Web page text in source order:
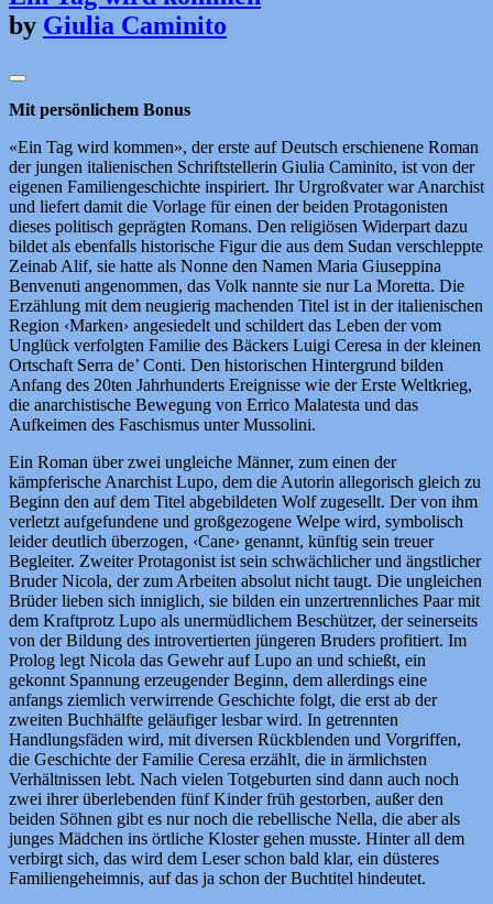
by Giulia Caminito
Mit persönlichem Bonus
«Ein Tag wird kommen», der erste auf Deutsch erschienene Roman
der jungen italienischen Schriftstellerin Giulia Caminito, ist von der
eigenen Familiengeschichte inspiriert. Ihr Urgroßvater war Anarchist
und liefert damit die Vorlage für einen der beiden Protagonisten
dieses politisch geprägten Romans. Den religiösen Widerpart dazu
bildet als ebenfalls historische Figur die aus dem Sudan verschleppte
Zeinab Alif, sie hatte als Nonne den Namen Maria Giuseppina
Benvenuti angenommen, das Volk nannte sie nur La Moretta. Die
Erzählung mit dem neugierig machenden Titel ist in der italienischen
Region ‹Marken› angesiedelt und schildert das Leben der vom
Unglück verfolgten Familie des Bäckers Luigi Ceresa in der kleinen
Ortschaft Serra de’ Conti. Den historischen Hintergrund bilden
Anfang des 20ten Jahrhunderts Ereignisse wie der Erste Weltkrieg,
die anarchistische Bewegung von Errico Malatesta und das
Aufkeimen des Faschismus unter Mussolini.
Ein Roman über zwei ungleiche Männer, zum einen der
kämpferische Anarchist Lupo, dem die Autorin allegorisch gleich zu
Beginn den auf dem Titel abgebildeten Wolf zugesellt. Der von ihm
verletzt aufgefundene und großgezogene Welpe wird, symbolisch
leider deutlich überzogen, ‹Cane› genannt, künftig sein treuer
Begleiter. Zweiter Protagonist ist sein schwächlicher und ängstlicher
Bruder Nicola, der zum Arbeiten absolut nicht taugt. Die ungleichen
Brüder lieben sich inniglich, sie bilden ein unzertrennliches Paar mit
dem Kraftprotz Lupo als unermüdlichem Beschützer, der seinerseits
von der Bildung des introvertierten jüngeren Bruders profitiert. Im
Prolog legt Nicola das Gewehr auf Lupo an und schießt, ein
gekonnt Spannung erzeugender Beginn, dem allerdings eine
anfangs ziemlich verwirrende Geschichte folgt, die erst ab der
zweiten Buchhälfte geläufiger lesbar wird. In getrennten
Handlungsfäden wird, mit diversen Rückblenden und Vorgriffen,
die Geschichte der Familie Ceresa erzählt, die in ärmlichsten
Verhältnissen lebt. Nach vielen Totgeburten sind dann auch noch
zwei ihrer überlebenden fünf Kinder früh gestorben, außer den
beiden Söhnen gibt es nur noch die rebellische Nella, die aber als
junges Mädchen ins örtliche Kloster gehen musste. Hinter all dem
verbirgt sich, das wird dem Leser schon bald klar, ein düsteres
Familiengeheimnis, auf das ja schon der Buchtitel hindeutet.